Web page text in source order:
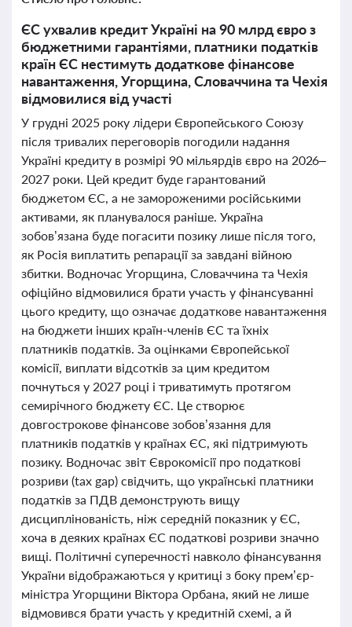
ЄС ухвалив кредит Україні на 90 млрд євро з
бюджетними гарантіями, платники податків
країн ЄС нестимуть додаткове фінансове
навантаження, Угорщина, Словаччина та Чехія
відмовилися від участі
У грудні 2025 року лідери Європейського Союзу
після тривалих переговорів погодили надання
Україні кредиту в розмірі 90 мільярдів євро на 2026–
2027 роки. Цей кредит буде гарантований
бюджетом ЄС, а не замороженими російськими
активами, як планувалося раніше. Україна
зобов’язана буде погасити позику лише після того,
як Росія виплатить репарації за завдані війною
збитки. Водночас Угорщина, Словаччина та Чехія
офіційно відмовилися брати участь у фінансуванні
цього кредиту, що означає додаткове навантаження
на бюджети інших країн-членів ЄС та їхніх
платників податків. За оцінками Європейської
комісії, виплати відсотків за цим кредитом
почнуться у 2027 році і триватимуть протягом
семирічного бюджету ЄС. Це створює
довгострокове фінансове зобов’язання для
платників податків у країнах ЄС, які підтримують
позику. Водночас звіт Єврокомісії про податкові
розриви (tax gap) свідчить, що українські платники
податків за ПДВ демонструють вищу
дисциплінованість, ніж середній показник у ЄС,
хоча в деяких країнах ЄС податкові розриви значно
вищі. Політичні суперечності навколо фінансування
України відображаються у критиці з боку прем’єр-
міністра Угорщини Віктора Орбана, який не лише
відмовився брати участь у кредитній схемі, а й